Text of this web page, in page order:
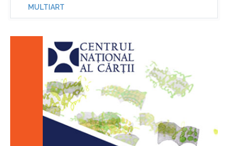
MULTIART